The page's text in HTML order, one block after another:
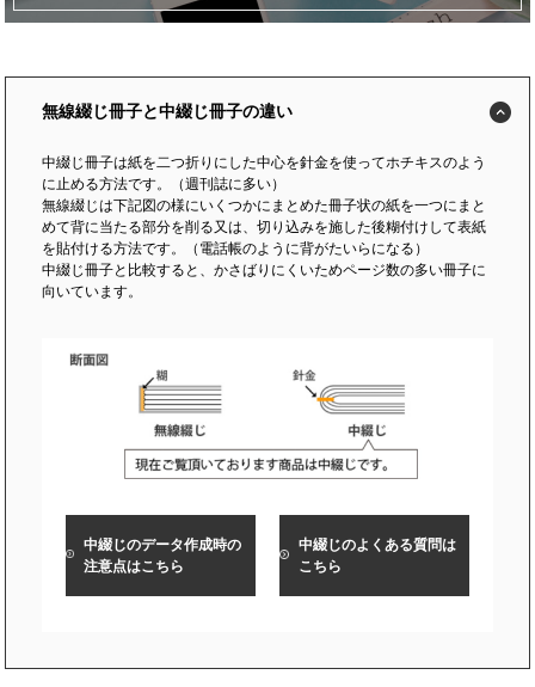
無線綴じ冊子と中綴じ冊子の違い
中綴じ冊子は紙を二つ折りにした中心を針金を使ってホチキスのよう
に止める方法です。（週刊誌に多い）
無線綴じは下記図の様にいくつかにまとめた冊子状の紙を一つにまと
めて背に当たる部分を削る又は、切り込みを施した後糊付けして表紙
を貼付ける方法です。（電話帳のように背がたいらになる）
中綴じ冊子と比較すると、かさばりにくいためページ数の多い冊子に
向いています。
中綴じのデータ作成時の
注意点はこちら
中綴じのよくある質問は
こちら
校正・印刷
お支払い
梱包・包装
発送・配送
変更・キャンセル
商品別のよくある質問
中綴じ冊子
無線綴じ冊子
季節商品
封筒／クリアファイル